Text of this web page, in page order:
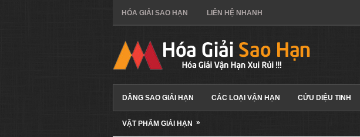
HÓA GIẢI SAO HẠN LIÊN HỆ NHANH
DÂNG SAO GIẢI HẠN CÁC LOẠI VẬN HẠN CỬU DIỆU TINH
VẬT PHẨM GIẢI HẠN »